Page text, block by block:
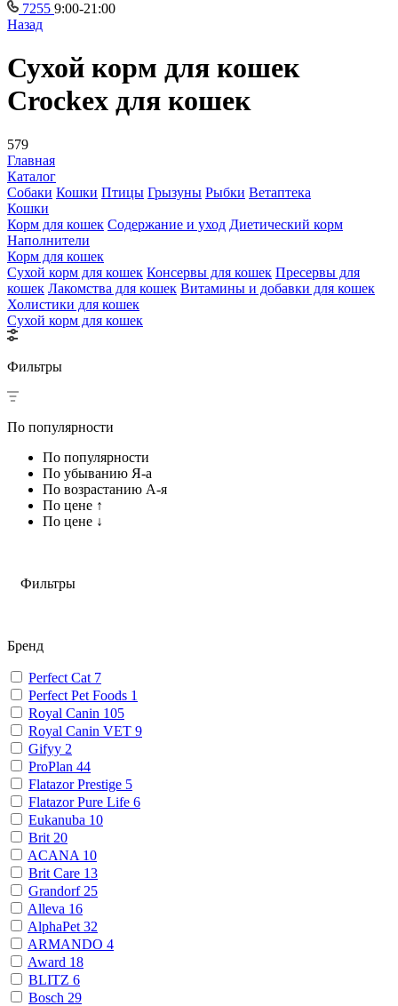
7255 9:00-21:00
Назад
Сухой корм для кошек
Crockex для кошек
579
Главная
Каталог
Собаки Кошки Птицы Грызуны Рыбки Ветаптека
Кошки
Корм для кошек Содержание и уход Диетический корм
Наполнители
Корм для кошек
Сухой корм для кошек Консервы для кошек Пресервы для
кошек Лакомства для кошек Витамины и добавки для кошек
Холистики для кошек
Сухой корм для кошек
Фильтры
По популярности
По популярности
По убыванию Я-а
По возрастанию А-я
По цене ↑
По цене ↓
Фильтры
Бренд
Perfect Cat 7
Perfect Pet Foods 1
Royal Canin 105
Royal Canin VET 9
Gifyy 2
ProPlan 44
Flatazor Prestige 5
Flatazor Pure Life 6
Eukanuba 10
Brit 20
ACANA 10
Brit Care 13
Grandorf 25
Alleva 16
AlphaPet 32
ARMANDO 4
Award 18
BLITZ 6
Bosch 29